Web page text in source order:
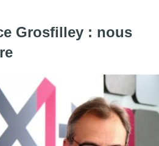
Grosfilley : nous